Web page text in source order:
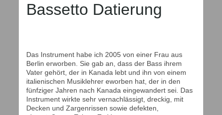
Bassetto Datierung
Das Instrument habe ich 2005 von einer Frau aus
Berlin erworben. Sie gab an, dass der Bass ihrem
Vater gehört, der in Kanada lebt und ihn von einem
italienischen Musiklehrer eworben hat, der in den
fünfziger Jahren nach Kanada eingewandert sei. Das
Instrument wirkte sehr vernachlässigt, dreckig, mit
Decken und Zargenrissen sowie defekten,